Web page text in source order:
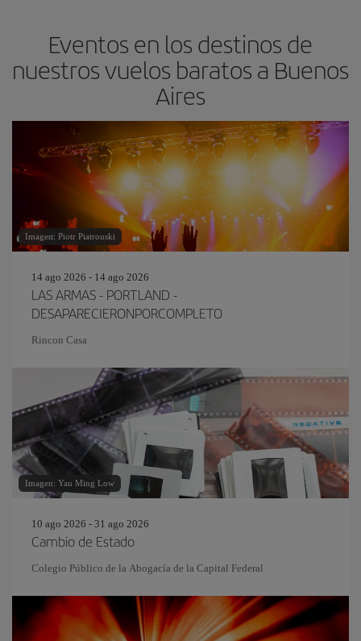
Eventos en los destinos de
nuestros vuelos baratos a Buenos
Aires
Imagen: Piotr Piatrouski
14 ago 2026 - 14 ago 2026
LAS ARMAS - PORTLAND -
DESAPARECIERONPORCOMPLETO
Rincon Casa
Imagen: Yau Ming Low
10 ago 2026 - 31 ago 2026
Cambio de Estado
Colegio Público de la Abogacía de la Capital Federal